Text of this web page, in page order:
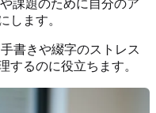
課題のために自分のア
します。
手書きや綴字のストレス
するのに役立ちます。